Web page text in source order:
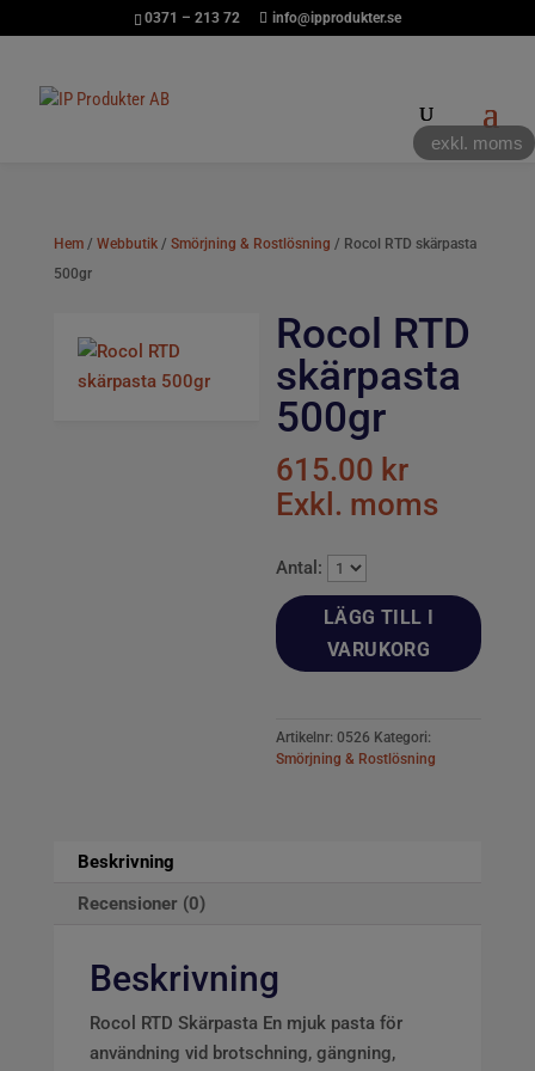
exkl. moms
0371 – 213 72 info@ipprodukter.se
Hem/ Webbutik/ Smörjning & Rostlösning / Rocol RTD skärpasta
500gr
Rocol RTD
skärpasta
500gr
615.00 kr
Exkl. moms
Antal:
LÄGG TILL I
VARUKORG
Artikelnr:0526 Kategori:
Smörjning & Rostlösning
Beskrivning
Recensioner (0)
Beskrivning
Rocol RTD Skärpasta En mjuk pasta för
användning vid brotschning, gängning,